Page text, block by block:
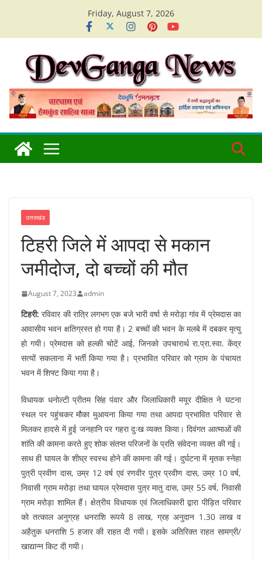
content
Friday, August 7, 2026
उत्तराखंड
टिहरी जिले में आपदा से मकान
जमीदोज, दो बच्चों की मौत
August 7, 2023 admin
टिहरी: रविवार की रात्रि लगभग एक बजे भारी वर्षा से मरोड़ा गांव में प्रेमदास का
आवासीय भवन क्षतिग्रस्त हो गया है। 2 बच्चों की भवन के मलबे में दबकर मृत्यु
हो गयी। प्रेमदास को हल्की चोटें आई, जिनको उपचारार्थ रा.प्रा.स्वा. केंद्र
सत्यों सकलाना में भर्ती किया गया है। प्रभावित परिवार को ग्राम के पंचायत
भवन में शिफ्ट किया गया है।
विधायक धनोल्टी प्रीतम सिंह पंवार और जिलाधिकारी मयूर दीक्षित ने घटना
स्थल पर पहुंचकर मौका मुआयना किया गया तथा आपदा प्रभावित परिवार से
मिलकर हादसे में हुई जनहानि पर गहरा दुःख व्यक्त किया। दिवंगत आत्माओं की
शांति की कामना करते हुए शोक संतप्त परिजनों के प्रति संवेदना व्यक्त की गई।
साथ ही घायल के शीघ्र स्वस्थ होने की कामना की गई। दुर्घटना में मृतक स्नेहा
पुत्री प्रवीण दास, उम्र 12 वर्ष एवं रणवीर पुत्र प्रवीण दास, उम्र 10 वर्ष,
निवासी ग्राम मरोड़ा तथा घायल प्रेमदास पुत्र मातु दास, उम्र 55 वर्ष, निवासी
ग्राम मरोड़ा शामिल हैं। क्षेत्रीय विधायक एवं जिलाधिकारी द्वारा पीड़ित परिवार
को तत्काल अनुग्रह धनराशि रूपये 8 लाख, ग्रह अनुदान 1.30 लाख व
अहैतुक धनराशि 5 हजार की राहत दी गयी। इसके अतिरिक्त राहत सामग्री/
खाद्यान्न किट दी गयी।